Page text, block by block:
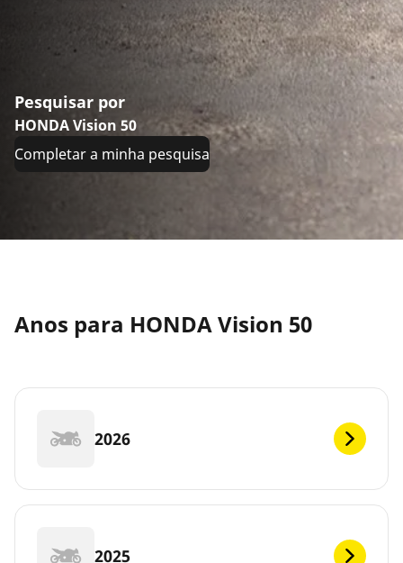
Pesquisar por
HONDA Vision 50
Completar a minha pesquisa
Anos para HONDA Vision 50
2026
2025